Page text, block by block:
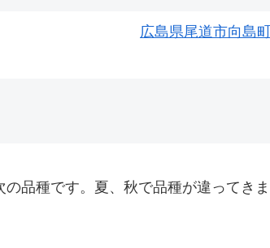
広島県尾道市向島
の品種です。夏、秋で品種が違って